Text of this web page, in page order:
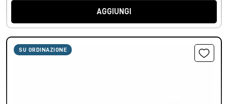
AGGIUNGI
SU ORDINAZIONE